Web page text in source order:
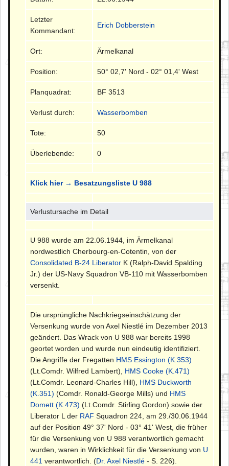
Letzter
Kommandant:
Erich Dobberstein
Ort: Ärmelkanal
Position: 50° 02,7' Nord - 02° 01,4' West
Planquadrat: BF 3513
Verlust durch: Wasserbomben
Tote: 50
Überlebende: 0
Klick hier → Besatzungsliste U 988
Verlustursache im Detail
U 988 wurde am 22.06.1944, im Ärmelkanal
nordwestlich Cherbourg-en-Cotentin, von der
Consolidated B-24 Liberator K (Ralph-David Spalding
Jr.) der US-Navy Squadron VB-110 mit Wasserbomben
versenkt.
Die ursprüngliche Nachkriegseinschätzung der
Versenkung wurde von Axel Niestlé im Dezember 2013
geändert. Das Wrack von U 988 war bereits 1998
geortet worden und wurde nun eindeutig identifiziert.
Die Angriffe der Fregatten HMS Essington (K.353)
(Lt.Comdr. Wilfred Lambert), HMS Cooke (K.471)
(Lt.Comdr. Leonard-Charles Hill), HMS Duckworth
(K.351) (Comdr. Ronald-George Mills) und HMS
Domett (K.473) (Lt.Comdr. Stirling Gordon) sowie der
Liberator L der RAF Squadron 224, am 29./30.06.1944
auf der Position 49° 37' Nord - 03° 41' West, die früher
für die Versenkung von U 988 verantwortlich gemacht
wurden, waren in Wirklichkeit für die Versenkung von U
441 verantwortlich. (Dr. Axel Niestlé - S. 226).